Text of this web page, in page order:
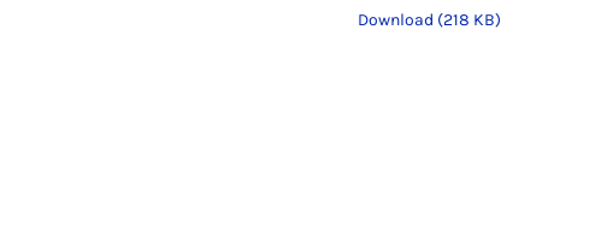
Download (218 KB)